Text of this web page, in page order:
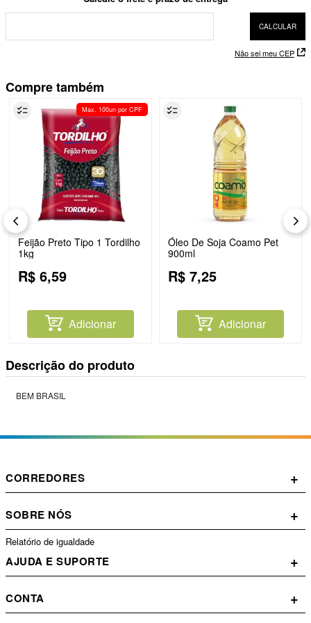
Não sei meu CEP
Compre também
Max. 100un por CPF
Feijão Preto Tipo 1 Tordilho
1kg
R$ 6,59
Adicionar
Óleo De Soja Coamo Pet
900ml
R$ 7,25
Adicionar
Descrição do produto
BEM BRASIL
CORREDORES +
SOBRE NÓS +
Relatório de igualdade
AJUDA E SUPORTE +
CONTA +